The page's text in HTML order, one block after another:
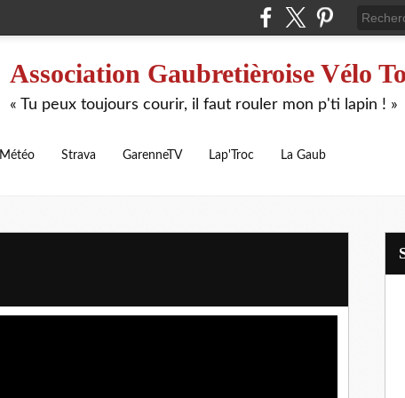
Association Gaubretièroise Vélo
« Tu peux toujours courir, il faut rouler mon p'ti lapin ! »
Météo Strava GarenneTV Lap'Troc La Gaub